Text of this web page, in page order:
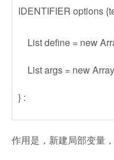
IDENTIFIER options
List define = new
List args = new
} :
作用是，新建局部变量